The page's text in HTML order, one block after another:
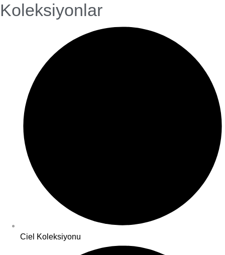
Koleksiyonlar
Ciel Koleksiyonu